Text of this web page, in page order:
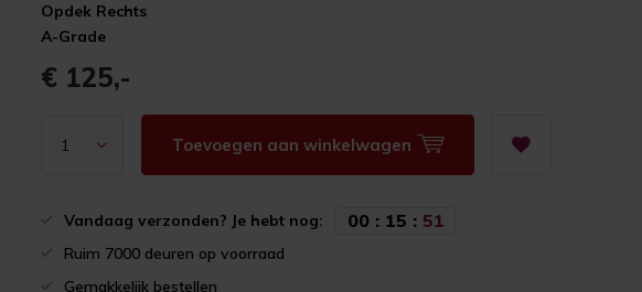
Opdek Rechts
A-Grade
€ 125,-
Toevoegen aan winkelwagen
Vandaag verzonden? Je hebt nog: 00: 15 : 51
Ruim 7000 deuren op voorraad
Gemakkelijk bestellen